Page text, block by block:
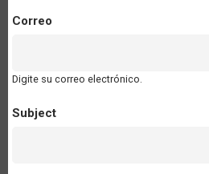
Correo
Digite su correo electrónico.
Subject